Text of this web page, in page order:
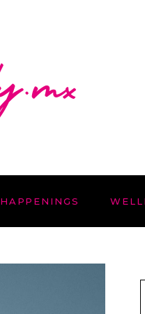
HAPPENINGS